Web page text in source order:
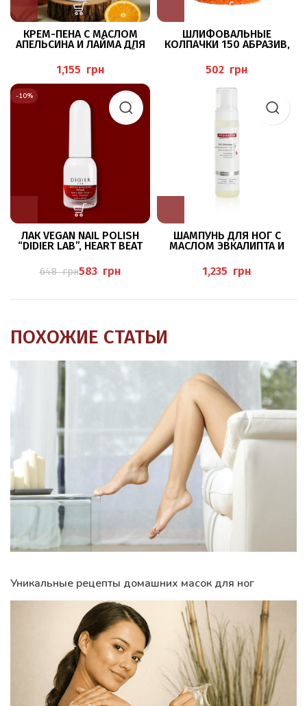
КРЕМ-ПЕНА С МАСЛОМ
АПЕЛЬСИНА И ЛАЙМА ДЛЯ
125МЛ PEDIBAEHR
грн
ШЛИФОВАЛЬНЫЕ
КОЛПАЧКИ 150 АБРАЗИВ,
грн
-10%
ЛАК VEGAN NAIL POLISH
“DIDIER LAB”, HEART BEAT
648грн583 грн
ШАМПУНЬ ДЛЯ НОГ С
МАСЛОМ ЭВКАЛИПТА И
(FUSS-SHAMPOO MIT
EUKALYPTUS/ZITRONENGRA
грн
ПОХОЖИЕ СТАТЬИ
Уникальные рецепты домашних масок для ног